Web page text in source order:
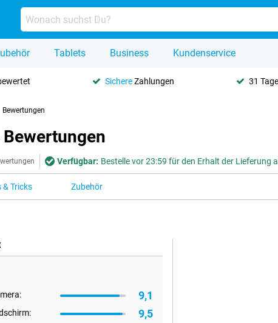
Tablets Business Kundenservice
SichereZahlungen 31 Tage
Bewertungen
Bewertungen
Verfügbar: Bestelle vor 23:59 für den Erhalt der Lieferung
& Tricks Zubehör
9,1
9,5